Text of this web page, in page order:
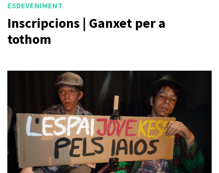
ESDEVENIMENT
Inscripcions | Ganxet per a
tothom